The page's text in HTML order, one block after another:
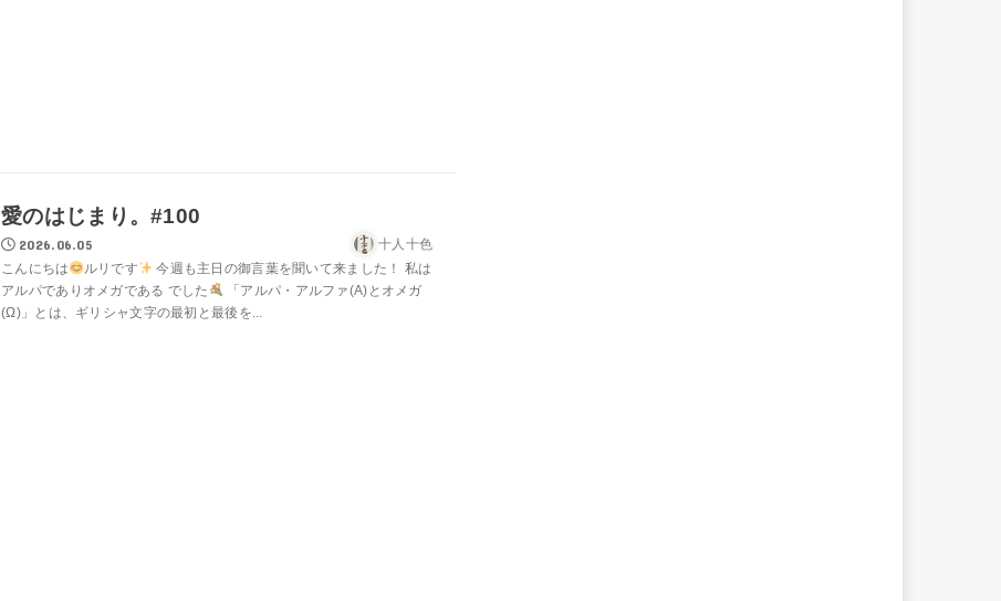
愛のはじまり。#100
2026.06.05 十人十色
こんにちは ルリです
今週も主日の御言葉を聞いて来ました！ 私は
アルパでありオメガである でした
「アルパ・アルファ(A)とオメガ
(Ω)」とは、ギリシャ文字の最初と最後を...